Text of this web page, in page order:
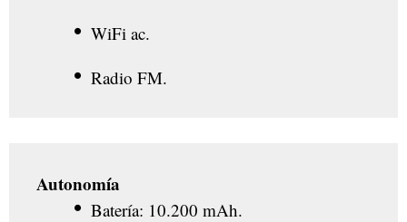
WiFi ac.
Radio FM.
Autonomía
Batería: 10.200 mAh.